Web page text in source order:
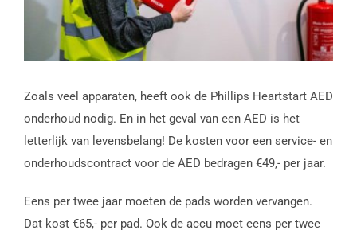
Zoals veel apparaten, heeft ook de Phillips Heartstart AED
onderhoud nodig. En in het geval van een AED is het
letterlijk van levensbelang! De kosten voor een service- en
onderhoudscontract voor de AED bedragen €49,- per jaar.
Eens per twee jaar moeten de pads worden vervangen.
Dat kost €65,- per pad. Ook de accu moet eens per twee